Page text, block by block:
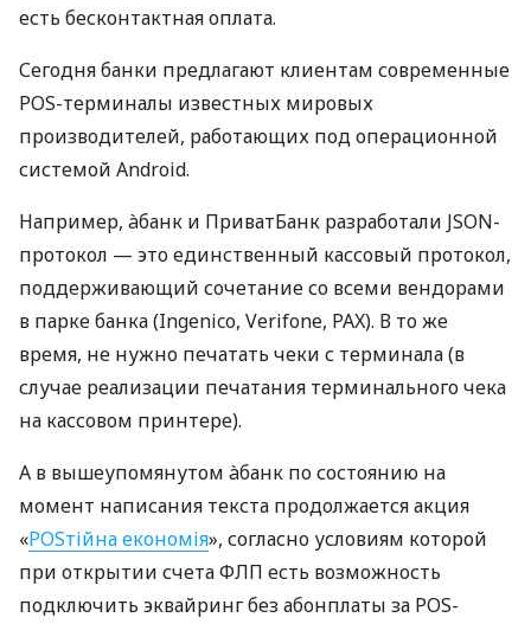
есть бесконтактная оплата.
Сегодня банки предлагают клиентам современные
POS-терминалы известных мировых
производителей, работающих под операционной
системой Android.
Например, àбанк и ПриватБанк разработали JSON-
протокол — это единственный кассовый протокол,
поддерживающий сочетание со всеми вендорами
в парке банка (Ingenico, Verifone, PAX). В то же
время, не нужно печатать чеки с терминала (в
случае реализации печатания терминального чека
на кассовом принтере).
А в вышеупомянутом àбанк по состоянию на
момент написания текста продолжается акция
«POSтійна економія», согласно условиям которой
при открытии счета ФЛП есть возможность
подключить эквайринг без абонплаты за POS-